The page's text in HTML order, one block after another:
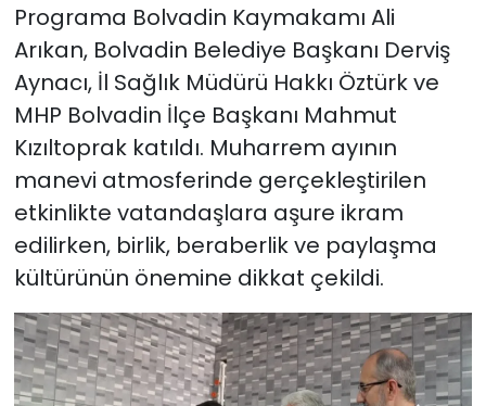
Programa Bolvadin Kaymakamı Ali
Arıkan, Bolvadin Belediye Başkanı Derviş
Aynacı, İl Sağlık Müdürü Hakkı Öztürk ve
MHP Bolvadin İlçe Başkanı Mahmut
Kızıltoprak katıldı. Muharrem ayının
manevi atmosferinde gerçekleştirilen
etkinlikte vatandaşlara aşure ikram
edilirken, birlik, beraberlik ve paylaşma
kültürünün önemine dikkat çekildi.